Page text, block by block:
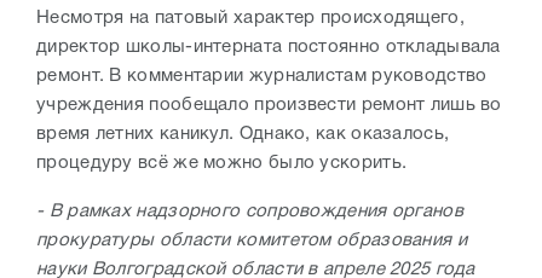
Несмотря на патовый характер происходящего,
директор школы-интерната постоянно откладывала
ремонт. В комментарии журналистам руководство
учреждения пообещало произвести ремонт лишь во
время летних каникул. Однако, как оказалось,
процедуру всё же можно было ускорить.
- В рамках надзорного сопровождения органов
прокуратуры области комитетом образования и
науки Волгоградской области в апреле 2025 года